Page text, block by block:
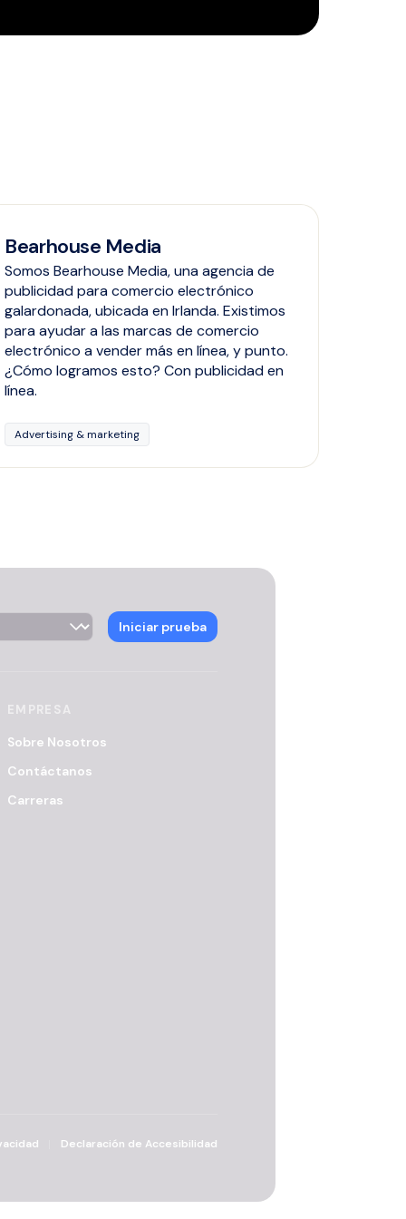
Bearhouse Media
Somos Bearhouse Media, una agencia de
publicidad para comercio electrónico
galardonada, ubicada en Irlanda. Existimos
para ayudar a las marcas de comercio
electrónico a vender más en línea, y punto.
¿Cómo logramos esto? Con publicidad en
línea.
Advertising & marketing
Iniciar prueba
EMPRESA
Sobre Nosotros
Contáctanos
Carreras
Declaración de Accesibilidad